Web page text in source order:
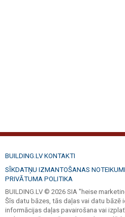
BUILDING.LV KONTAKTI
SĪKDATŅU IZMANTOŠANAS NOTEIKUMI
PRIVĀTUMA POLITIKA
BUILDING.LV © 2026 SIA "heise
Šīs datu bāzes, tās daļas vai datu bāzē
informācijas daļas pavairošana vai